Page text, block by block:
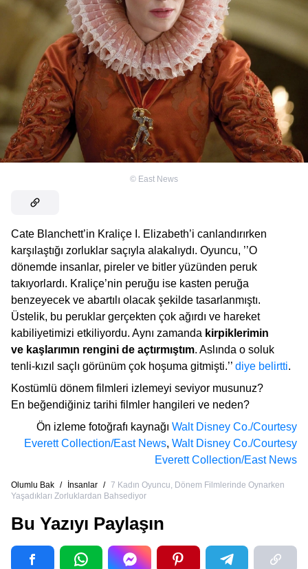
© East News
Cate Blanchett’in Kraliçe I. Elizabeth’i canlandırırken
karşılaştığı zorluklar saçıyla alakalıydı. Oyuncu, ’’O
dönemde insanlar, pireler ve bitler yüzünden peruk
takıyorlardı. Kraliçe’nin peruğu ise kasten peruğa
benzeyecek ve abartılı olacak şekilde tasarlanmıştı.
Üstelik, bu peruklar gerçekten çok ağırdı ve hareket
kabiliyetimizi etkiliyordu. Aynı zamanda kirpiklerimin
ve kaşlarımın rengini de açtırmıştım. Aslında o soluk
tenli-kızıl saçlı görünüm çok hoşuma gitmişti.’’ diye belirtti.
Kostümlü dönem filmleri izlemeyi seviyor musunuz?
En beğendiğiniz tarihi filmler hangileri ve neden?
Ön izleme fotoğrafı kaynağı Walt Disney Co./Courtesy
Everett Collection/East News, Walt Disney Co./Courtesy
Everett Collection/East News
Olumlu Bak / İnsanlar / 7 Kadın Oyuncu, Dönem Filmlerinde Oynarken
Yaşadıkları Zorluklardan Bahsediyor
Bu Yazıyı Paylaşın